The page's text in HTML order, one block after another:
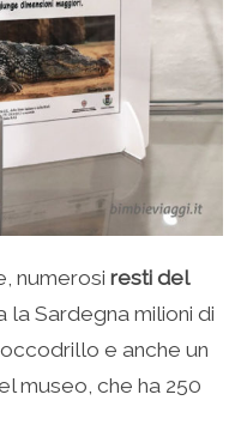
numerosi resti del
la Sardegna milioni di
e anche un
museo, che ha 250